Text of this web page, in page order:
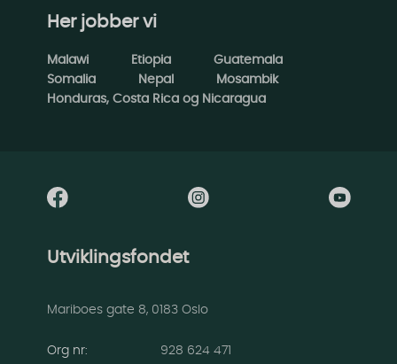
Her jobber vi
Malawi Etiopia
Guatemala
Somalia
Nepal
Mosambik
Honduras, Costa Rica og Nicaragua
Utviklingsfondet
Mariboes gate 8, 0183 Oslo
Org nr: 928 624 471